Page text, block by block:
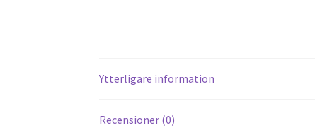
Ytterligare information
Recensioner (0)